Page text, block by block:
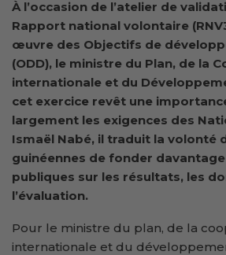
À l’occasion de l’atelier de
Rapport national volontaire
œuvre des Objectifs de
(ODD), le ministre du Plan, de la
internationale et du
cet exercice revêt une
largement les exigences des
Ismaël Nabé, il traduit la volonté
guinéennes de fonder
publiques sur les résultats, les
l’évaluation.
Pour le ministre du plan, de la
internationale et du